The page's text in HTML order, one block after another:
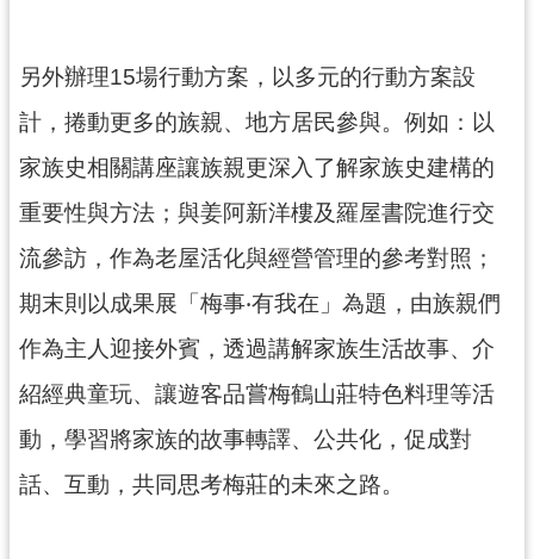
識
木
博
訊
息
公
告
志
工
園
地
出
版
品
另外辦理15場行動方案，以多元的行動方案設
計，捲動更多的族親、地方居民參與。例如：以
家族史相關講座讓族親更深入了解家族史建構的
重要性與方法；與姜阿新洋樓及羅屋書院進行交
流參訪，作為老屋活化與經營管理的參考對照；
期末則以成果展「梅事‧有我在」為題，由族親們
作為主人迎接外賓，透過講解家族生活故事、介
紹經典童玩、讓遊客品嘗梅鶴山莊特色料理等活
動，學習將家族的故事轉譯、公共化，促成對
話、互動，共同思考梅莊的未來之路。